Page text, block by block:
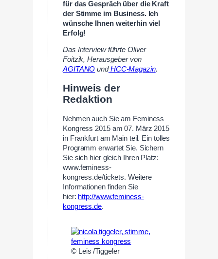
für das Gespräch über die Kraft
der Stimme im Business. Ich
wünsche Ihnen weiterhin viel
Erfolg!
Das Interview führte Oliver
Foitzik, Herausgeber von
AGITANO undHCC-Magazin.
Hinweis der
Redaktion
Nehmen auch Sie am Feminess
Kongress 2015 am 07. März 2015
in Frankfurt am Main teil. Ein tolles
Programm erwartet Sie. Sichern
Sie sich hier gleich Ihren Platz:
www.feminess-
kongress.de/tickets. Weitere
Informationen finden Sie
hier: http://www.feminess-
kongress.de.
© Leis /Tiggeler